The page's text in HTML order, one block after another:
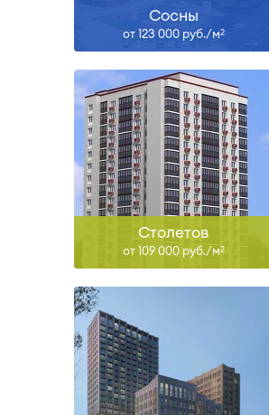
Сосны
от 123 000 руб./м2
Столетов
от 109 000 руб./м2
Сдан, II-29
Узнать больше
Узнать больше